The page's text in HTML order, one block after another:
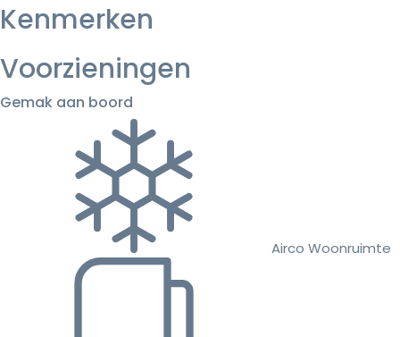
Kenmerken
Voorzieningen
Gemak aan boord
Airco Woonruimte